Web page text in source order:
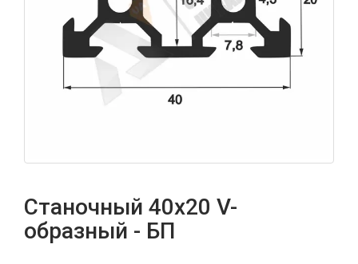
Станочный 40х20 V-
образный - БП